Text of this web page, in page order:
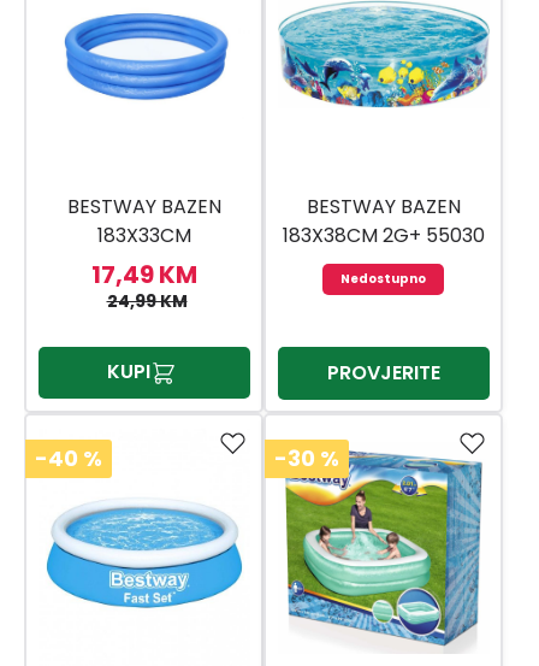
BESTWAY BAZEN
183X33CM
17,49 KM
24,99 KM
KUPI
BESTWAY BAZEN
183X38CM 2G+ 55030
Nedostupno
PROVJERITE
-40 % -30 %